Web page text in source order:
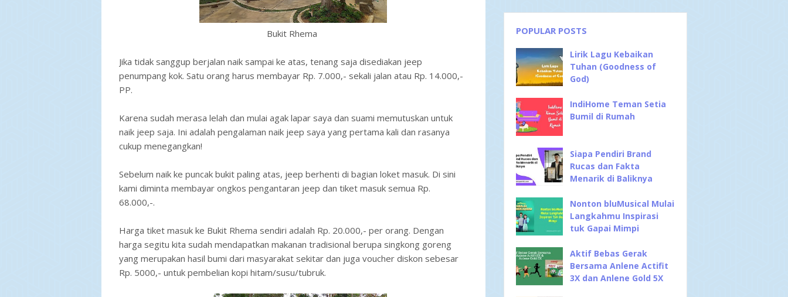
Bukit Rhema
Jika tidak sanggup berjalan naik sampai ke atas, tenang saja disediakan jeep
penumpang kok. Satu orang harus membayar Rp. 7.000,- sekali jalan atau Rp. 14.000,-
PP.
Karena sudah merasa lelah dan mulai agak lapar saya dan suami memutuskan untuk
naik jeep saja. Ini adalah pengalaman naik jeep saya yang pertama kali dan rasanya
cukup menegangkan!
Sebelum naik ke puncak bukit paling atas, jeep berhenti di bagian loket masuk. Di sini
kami diminta membayar ongkos pengantaran jeep dan tiket masuk semua Rp.
68.000,-.
Harga tiket masuk ke Bukit Rhema sendiri adalah Rp. 20.000,- per orang. Dengan
harga segitu kita sudah mendapatkan makanan tradisional berupa singkong goreng
yang merupakan hasil bumi dari masyarakat sekitar dan juga voucher diskon sebesar
Rp. 5000,- untuk pembelian kopi hitam/susu/tubruk.
POPULAR POSTS
Lirik Lagu Kebaikan
Tuhan (Goodness of
God)
IndiHome Teman Setia
Bumil di Rumah
Siapa Pendiri Brand
Rucas dan Fakta
Menarik di Baliknya
Nonton bluMusical Mulai
Langkahmu Inspirasi
tuk Gapai Mimpi
Aktif Bebas Gerak
Bersama Anlene Actifit
3X dan Anlene Gold 5X